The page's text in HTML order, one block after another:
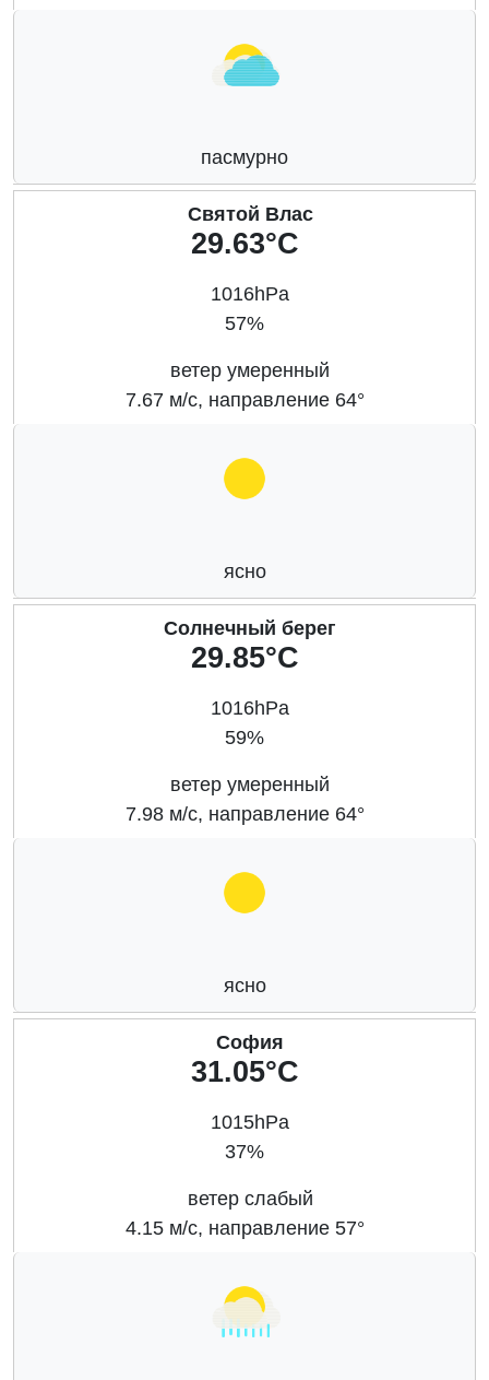
пасмурно
Святой Влас
29.63°C
1016hPa
57%
ветер умеренный
7.67 м/с, направление 64°
ясно
Солнечный берег
29.85°C
1016hPa
59%
ветер умеренный
7.98 м/с, направление 64°
ясно
София
31.05°C
1015hPa
37%
ветер слабый
4.15 м/с, направление 57°